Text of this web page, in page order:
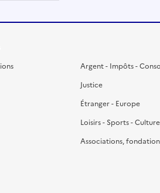
Argent - Impôts -
Justice
Étranger - Europe
Loisirs - Sports - Culture
Associations,